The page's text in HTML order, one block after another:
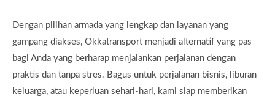
Dengan pilihan armada yang lengkap dan layanan yang
gampang diakses, Okkatransport menjadi alternatif yang pas
bagi Anda yang berharap menjalankan perjalanan dengan
praktis dan tanpa stres. Bagus untuk perjalanan bisnis, liburan
keluarga, atau keperluan sehari-hari, kami siap memberikan